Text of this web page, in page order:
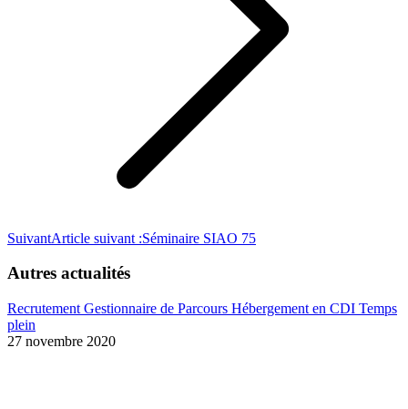
SuivantArticle suivant :Séminaire SIAO 75
Autres actualités
Recrutement Gestionnaire de Parcours Hébergement en CDI Temps
plein
27 novembre 2020